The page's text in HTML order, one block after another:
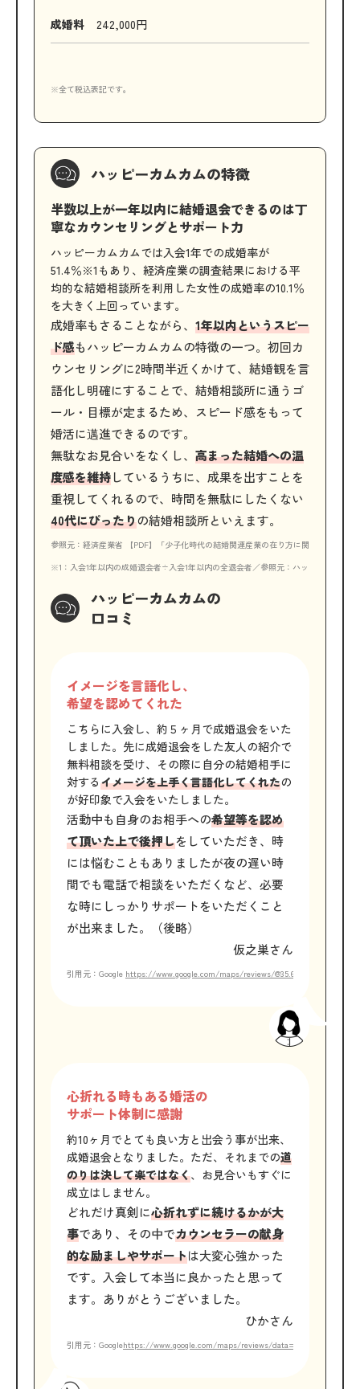
成婚料 242,000円
※全て税込表記です。
ハッピーカムカムの特徴
半数以上が一年以内に結婚退会できるのは丁
寧なカウンセリングとサポート力
ハッピーカムカムでは入会1年での成婚率が
51.4％※1もあり、経済産業の調査結果における平
均的な結婚相談所を利用した女性の成婚率の10.1％
を大きく上回っています。
成婚率もさることながら、 1年以内というスピー
ド感もハッピーカムカムの特徴の一つ。初回カ
ウンセリングに2時間半近くかけて、結婚観を言
語化し明確にすることで、結婚相談所に通うゴ
ール・目標が定まるため、スピード感をもって
婚活に邁進できるのです。
無駄なお見合いをなくし、 高まった結婚への温
度感を維持しているうちに、成果を出すことを
重視してくれるので、時間を無駄にしたくない
40代にぴったりの結婚相談所といえます。
参照元：経済産業省 【PDF】「少子化時代の結婚関連産業の在り方に関する調査研
※1：入会1年以内の成婚退会者÷入会1年以内の全退会者／参照元：ハッピーカムカム
ハッピーカムカムの
口コミ
イメージを言語化し、
希望を認めてくれた
こちらに入会し、約５ヶ月で成婚退会をいた
しました。先に成婚退会をした友人の紹介で
無料相談を受け、その際に自分の結婚相手に
対するイメージを上手く言語化してくれたの
が好印象で入会をいたしました。
活動中も自身のお相手への希望等を認め
て頂いた上で後押しをしていただき、時
には悩むこともありましたが夜の遅い時
間でも電話で相談をいただくなど、必要
な時にしっかりサポートをいただくこと
が出来ました。（後略）
仮之巣さん
引用元：Google https://www.google.com/maps/reviews/
心折れる時もある婚活の
サポート体制に感謝
約10ヶ月でとても良い方と出会う事が出来、
成婚退会となりました。ただ、それまでの道
のりは決して楽ではなく、お見合いもすぐに
成立はしません。
どれだけ真剣に心折れずに続けるかが大
事であり、その中でカウンセラーの献身
的な励ましやサポートは大変心強かった
です。入会して本当に良かったと思って
ます。ありがとうございました。
ひかさん
引用元：Googlehttps://www.google.com/maps/reviews/